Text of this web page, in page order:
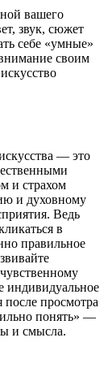
вашего
звук, сюжет
себе «умные»
своим
— это
и страхом
и духовному
Ведь
в
правильное
индивидуальное
после просмотра
понять» —
и смысла.